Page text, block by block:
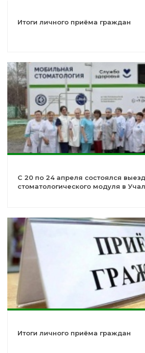
Итоги личного приёма граждан
С 20 по 24 апреля состоялся выезд
стоматологического модуля в
Итоги личного приёма граждан